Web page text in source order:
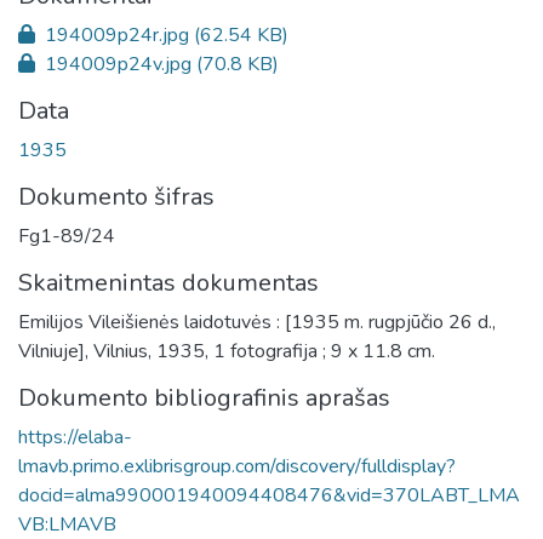
194009p24r.jpg (62.54 KB)
194009p24v.jpg (70.8 KB)
Data
1935
Dokumento šifras
Fg1-89/24
Skaitmenintas dokumentas
Emilijos Vileišienės laidotuvės : [1935 m. rugpjūčio 26 d.,
Vilniuje], Vilnius, 1935, 1 fotografija ; 9 x 11.8 cm.
Dokumento bibliografinis aprašas
https://elaba-
lmavb.primo.exlibrisgroup.com/discovery/fulldisplay?
docid=alma990001940094408476&vid=370LABT_LMA
VB:LMAVB